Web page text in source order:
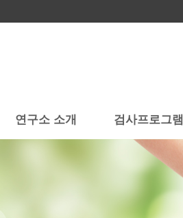
연구소 소개 검사프로그램